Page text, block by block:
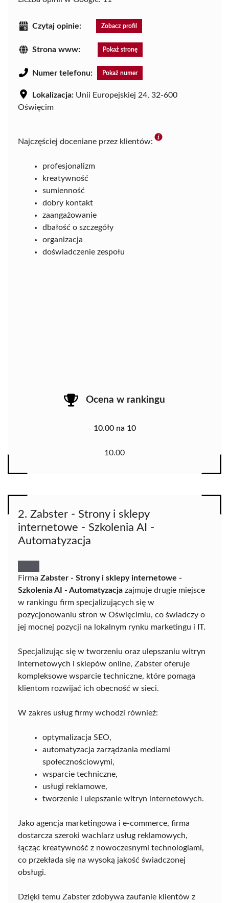
Czytaj opinie: Zobacz profil
Strona www: Pokaż stronę
Numer telefonu: Pokaż numer
Lokalizacja: Unii Europejskiej 24, 32-600
Oświęcim
Najczęściej doceniane przez klientów:
profesjonalizm
kreatywność
sumienność
dobry kontakt
zaangażowanie
dbałość o szczegóły
organizacja
doświadczenie zespołu
Ocena w rankingu
10.00 na 10
10.00
2. Zabster - Strony i sklepy
internetowe - Szkolenia AI -
Automatyzacja
Firma Zabster - Strony i sklepy internetowe -
Szkolenia AI - Automatyzacja zajmuje drugie miejsce
w rankingu firm specjalizujących się w
pozycjonowaniu stron w Oświęcimiu, co świadczy o
jej mocnej pozycji na lokalnym rynku marketingu i IT.
Specjalizując się w tworzeniu oraz ulepszaniu witryn
internetowych i sklepów online, Zabster oferuje
kompleksowe wsparcie techniczne, które pomaga
klientom rozwijać ich obecność w sieci.
W zakres usług firmy wchodzi również:
optymalizacja SEO,
automatyzacja zarządzania mediami
społecznościowymi,
wsparcie techniczne,
usługi reklamowe,
tworzenie i ulepszanie witryn internetowych.
Jako agencja marketingowa i e-commerce, firma
dostarcza szeroki wachlarz usług reklamowych,
łącząc kreatywność z nowoczesnymi technologiami,
co przekłada się na wysoką jakość świadczonej
obsługi.
Dzięki temu Zabster zdobywa zaufanie klientów z